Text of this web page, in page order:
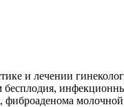
и лечении
бесплодия,
фиброаденома